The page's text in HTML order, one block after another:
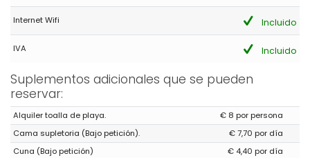
muebles y decoración minimalista, para mi gusto ideal en este
tipo de apartamentos. Los cuartos de baño y las habitaciones
bien de tamaño, el salón con la cocina integrada en el mismo
es muy cómo y la terraza amplia. En la cocina tienes todo lo que
Respuesta del Administrador:
alegra que hayan pasado unas buenas vacaciones.
Atentamente, Grupo Turis Alquileres.
Internet Wifi Incluido
IVA Incluido
Suplementos adicionales que se pueden
reservar:
Alquiler toalla de playa.
€ 8 por persona
Cama supletoria (Bajo petición).
€ 7,70 por día
Cuna (Bajo petición)
€ 4,40 por día